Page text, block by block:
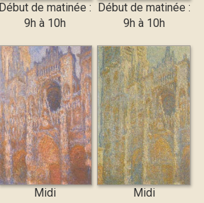
Début de matinée :
9h à 10h
Début de matinée :
9h à 10h
Midi Midi